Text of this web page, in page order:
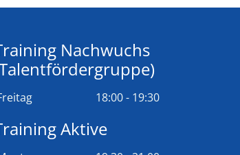
Nachwuchs
18:00 - 19:30
Aktive